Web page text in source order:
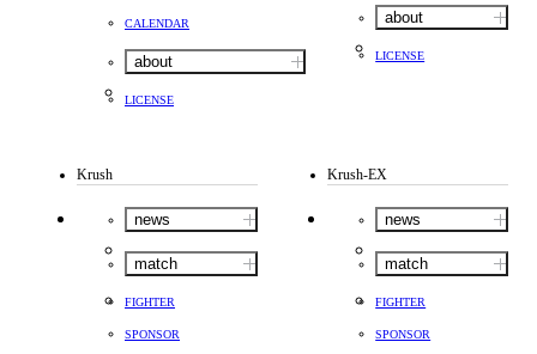
CALENDAR
about
LICENSE
about
LICENSE
Krush
news
match
FIGHTER
SPONSOR
Krush-EX
news
match
FIGHTER
SPONSOR